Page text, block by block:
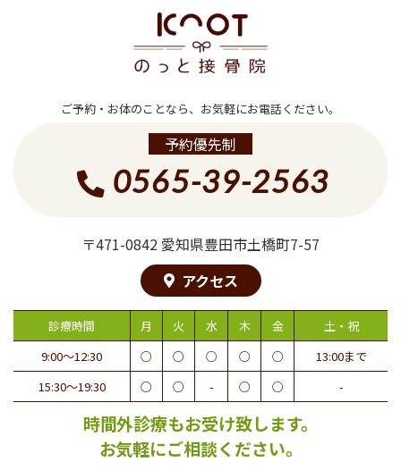
ご予約・お体のことなら、お気軽にお電話ください。
予約優先制
0565-39-2563
〒471-0842 愛知県豊田市土橋町7-57
アクセス
診療時間 月 火 水 木 金
土・祝
9:00〜12:30
○ ○ ○ ○ ○
13:00まで
15:30〜19:30
○ ○ - ○ ○ -
時間外診療もお受け致します。
お気軽にご相談ください。